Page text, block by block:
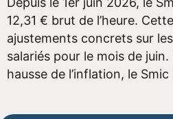
12,31 € brut de l’heure.
ajustements concrets sur
salariés pour le mois de juin.
hausse de l’inflation, le